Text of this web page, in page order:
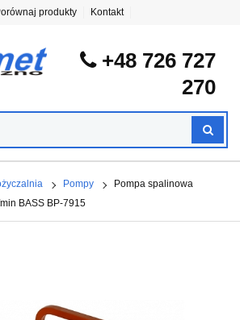
produkty Kontakt
+48 726 727
270
Pompy
Pompa spalinowa
BASS BP-7915